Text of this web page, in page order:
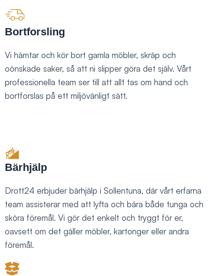
Bortforsling
Vi hämtar och kör bort gamla möbler, skräp och
oönskade saker, så att ni slipper göra det själv. Vårt
professionella team ser till att allt tas om hand och
bortforslas på ett miljövänligt sätt.
Bärhjälp
Drott24 erbjuder bärhjälp i Sollentuna, där vårt erfarna
team assisterar med att lyfta och bära både tunga och
sköra föremål. Vi gör det enkelt och tryggt för er,
oavsett om det gäller möbler, kartonger eller andra
föremål.